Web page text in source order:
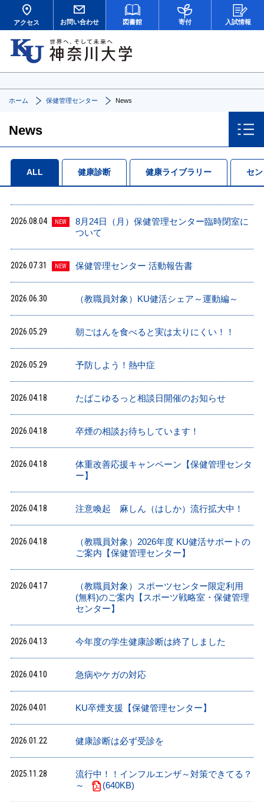
アクセス お問い合わせ 図書館 寄付 入試情報
ホーム 保健管理センター News
News
ALL 健康診断 健康ライブラリー セ
2026.08.04 NEW
8月24日（月）保健管理センター臨時閉室に
ついて
2026.07.31 NEW 保健管理センター 活動報告書
2026.06.30 （教職員対象）KU健活シェア～運動編～
2026.05.29 朝ごはんを食べると実は太りにくい！！
2026.05.29 予防しよう！熱中症
2026.04.18 たばこゆるっと相談日開催のお知らせ
2026.04.18 卒煙の相談お待ちしています！
2026.04.18
体重改善応援キャンペーン【保健管理センタ
ー】
2026.04.18 注意喚起 麻しん（はしか）流行拡大中！
2026.04.18
（教職員対象）2026年度 KU健活サポートの
ご案内【保健管理センター】
2026.04.17
（教職員対象）スポーツセンター限定利用
(無料)のご案内【スポーツ戦略室・保健管理
センター】
2026.04.13 今年度の学生健康診断は終了しました
2026.04.10 急病やケガの対応
2026.04.01 KU卒煙支援【保健管理センター】
2026.01.22 健康診断は必ず受診を
2025.11.28
流行中！！インフルエンザ～対策できてる？
～
(640KB)